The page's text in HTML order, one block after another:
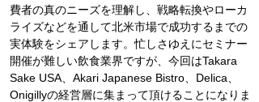
費者の真のニーズを理解し、戦略転換やローカ
ライズなどを通して北米市場で成功するまでの
実体験をシェアします。忙しさゆえにセミナー
開催が難しい飲食業界ですが、今回はTakara
Sake USA、Akari Japanese Bistro、Delica、
Onigillyの経営層に集まって頂けることになりま